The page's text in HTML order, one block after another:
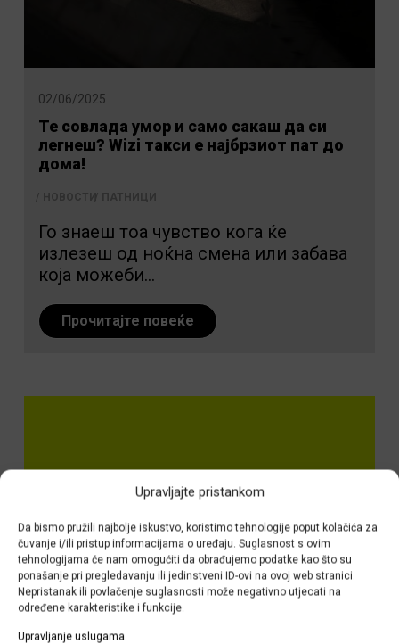
Upravljajte pristankom
Da bismo pružili najbolje iskustvo, koristimo tehnologije poput kolačića za
čuvanje i/ili pristup informacijama o uređaju. Suglasnost s ovim
tehnologijama će nam omogućiti da obrađujemo podatke kao što su
ponašanje pri pregledavanju ili jedinstveni ID-ovi na ovoj web stranici.
Nepristanak ili povlačenje suglasnosti može negativno utjecati na
određene karakteristike i funkcije.
Upravljanje uslugama
02/06/2025
Те совлада умор и само сакаш да си
легнеш? Wizi такси е најбрзиот пат до
дома!
Го знаеш тоа чувство кога ќе
излезеш од ноќна смена или забава
која можеби...
Прочитајте повеќе